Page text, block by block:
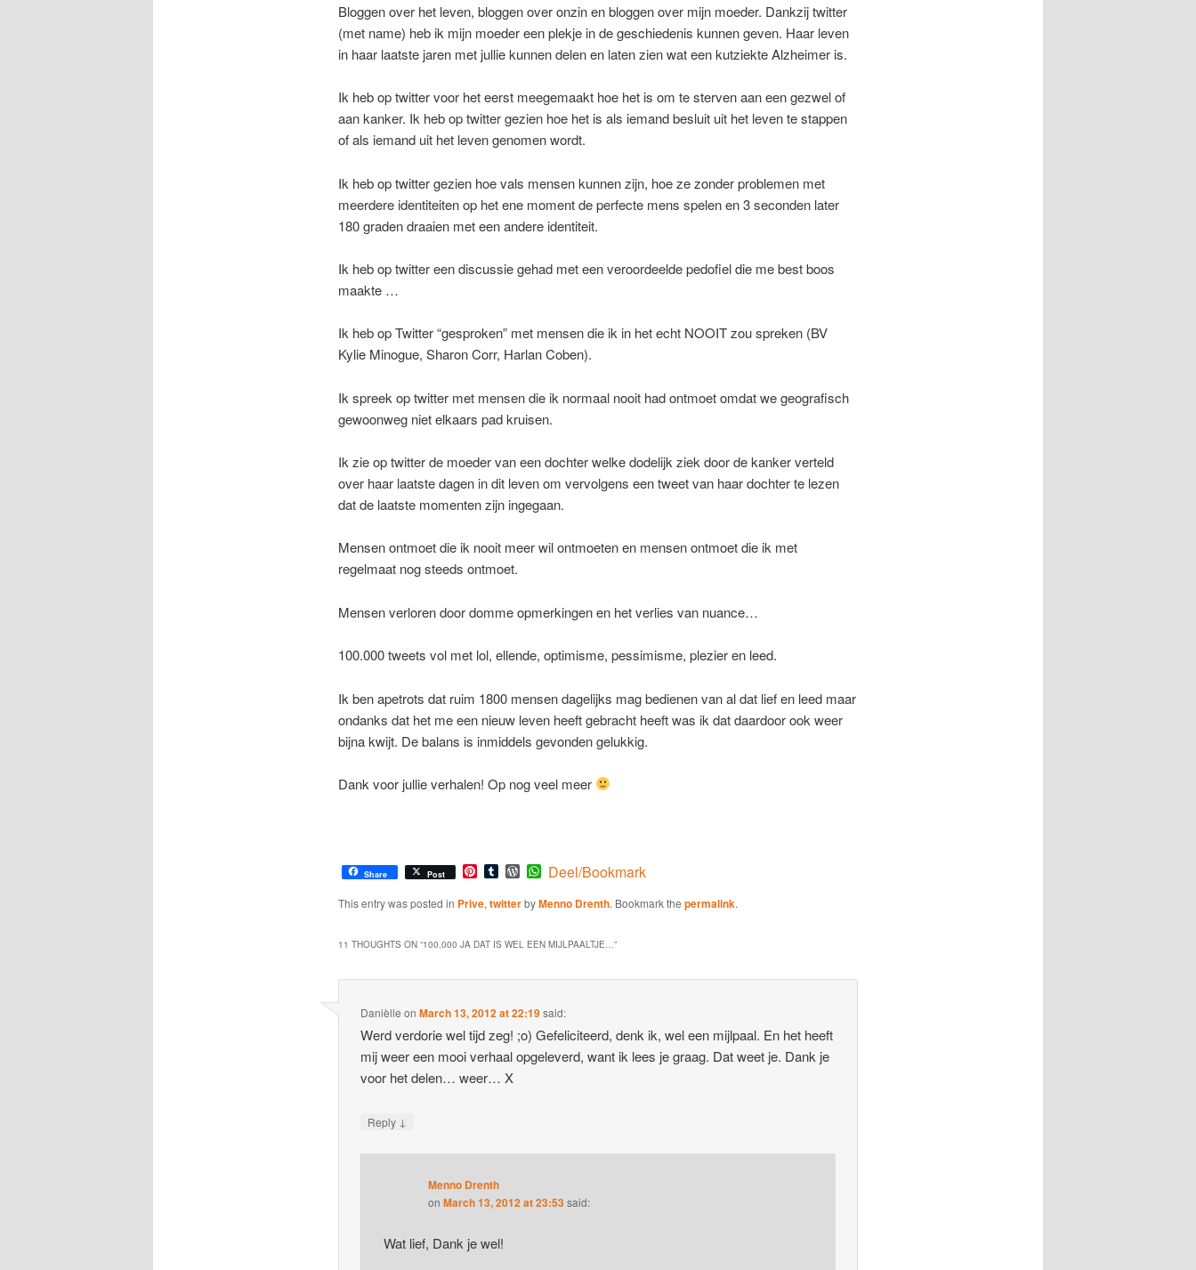
Bloggen over het leven, bloggen over onzin en bloggen over mijn moeder. Dankzij twitter
(met name) heb ik mijn moeder een plekje in de geschiedenis kunnen geven. Haar leven
in haar laatste jaren met jullie kunnen delen en laten zien wat een kutziekte Alzheimer is.
Ik heb op twitter voor het eerst meegemaakt hoe het is om te sterven aan een gezwel of
aan kanker. Ik heb op twitter gezien hoe het is als iemand besluit uit het leven te stappen
of als iemand uit het leven genomen wordt.
Ik heb op twitter gezien hoe vals mensen kunnen zijn, hoe ze zonder problemen met
meerdere identiteiten op het ene moment de perfecte mens spelen en 3 seconden later
180 graden draaien met een andere identiteit.
Ik heb op twitter een discussie gehad met een veroordeelde pedofiel die me best boos
maakte …
Ik heb op Twitter “gesproken” met mensen die ik in het echt NOOIT zou spreken (BV
Kylie Minogue, Sharon Corr, Harlan Coben).
Ik spreek op twitter met mensen die ik normaal nooit had ontmoet omdat we geografisch
gewoonweg niet elkaars pad kruisen.
Ik zie op twitter de moeder van een dochter welke dodelijk ziek door de kanker verteld
over haar laatste dagen in dit leven om vervolgens een tweet van haar dochter te lezen
dat de laatste momenten zijn ingegaan.
Mensen ontmoet die ik nooit meer wil ontmoeten en mensen ontmoet die ik met
regelmaat nog steeds ontmoet.
Mensen verloren door domme opmerkingen en het verlies van nuance…
100.000 tweets vol met lol, ellende, optimisme, pessimisme, plezier en leed.
Ik ben apetrots dat ruim 1800 mensen dagelijks mag bedienen van al dat lief en leed maar
ondanks dat het me een nieuw leven heeft gebracht heeft was ik dat daardoor ook weer
bijna kwijt. De balans is inmiddels gevonden gelukkig.
Dank voor jullie verhalen! Op nog veel meer
Share Post Pinterest
TumblrWordPress
WhatsApp
Deel/Bookmark
This entry was posted in Prive, twitterbyMenno Drenth. Bookmark the permalink.
11 THOUGHTS ON “100.000 JA DAT IS WEL EEN MIJLPAALTJE…”
Danièlle onMarch 13, 2012 at 22:19said:
Werd verdorie wel tijd zeg! ;o) Gefeliciteerd, denk ik, wel een mijlpaal. En het heeft
mij weer een mooi verhaal opgeleverd, want ik lees je graag. Dat weet je. Dank je
voor het delen… weer… X
Reply ↓
Menno Drenth
on March 13, 2012 at 23:53said:
Wat lief, Dank je wel!